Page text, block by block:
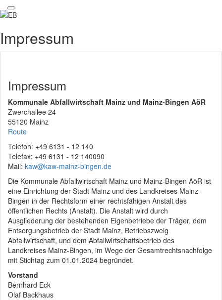
Impressum
Impressum
Kommunale Abfallwirtschaft Mainz und Mainz-Bingen AöR
Zwerchallee 24
55120 Mainz
Route
Telefon: +49 6131 - 12 140
Telefax: +49 6131 - 12 140090
Mail: kaw@kaw-mainz-bingen.de
Die Kommunale Abfallwirtschaft Mainz und Mainz-Bingen AöR ist
eine Einrichtung der Stadt Mainz und des Landkreises Mainz-
Bingen in der Rechtsform einer rechtsfähigen Anstalt des
öffentlichen Rechts (Anstalt). Die Anstalt wird durch
Ausgliederung der bestehenden Eigenbetriebe der Träger, dem
Entsorgungsbetrieb der Stadt Mainz, Betriebszweig
Abfallwirtschaft, und dem Abfallwirtschaftsbetrieb des
Landkreises Mainz-Bingen, im Wege der Gesamtrechtsnachfolge
mit Stichtag zum 01.01.2024 begründet.
Vorstand
Bernhard Eck
Olaf Backhaus